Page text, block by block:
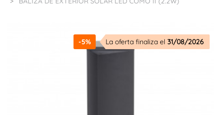
-5% La oferta finaliza el 31/08/2026